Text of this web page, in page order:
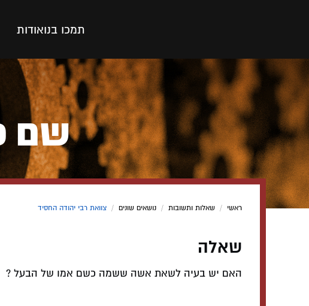
תמכו בנואודות
שם
ראשי / שאלות ותשובות / נושאים שונים / צוואת רבי יהודה החסיד
שאלה
האם יש בעיה לשאת אשה ששמה כשם אמו של הבעל ?